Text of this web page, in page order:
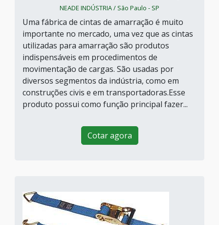
NEADE INDÚSTRIA / São Paulo - SP
Uma fábrica de cintas de amarração é muito
importante no mercado, uma vez que as cintas
utilizadas para amarração são produtos
indispensáveis em procedimentos de
movimentação de cargas. São usadas por
diversos segmentos da indústria, como em
construções civis e em transportadoras.Esse
produto possui como função principal fazer...
Cotar agora